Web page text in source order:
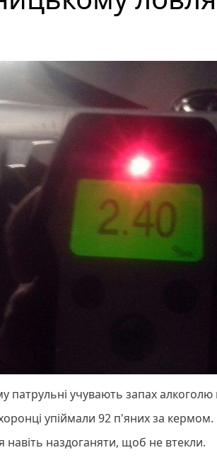
учувають запах алкоголю
упіймали 92 п'яних за кермом.
наздоганяти, щоб не втекли.